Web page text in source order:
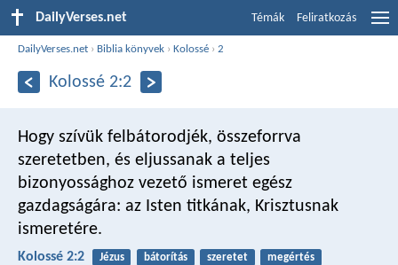
DailyVerses.net Témák Feliratkozás
DailyVerses.net › Biblia könyvek ›Kolossé ›2
Kolossé 2:2
Hogy szívük felbátorodjék, összeforrva
szeretetben, és eljussanak a teljes
bizonyossághoz vezető ismeret egész
gazdagságára: az Isten titkának, Krisztusnak
ismeretére.
Kolossé 2:2 Jézus bátorítás szeretet
megértés